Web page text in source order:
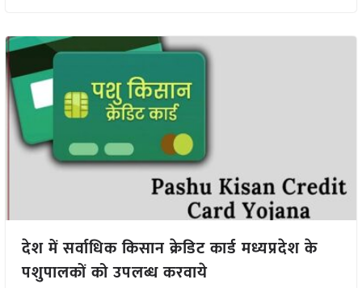
देश में सर्वाधिक किसान क्रेडिट कार्ड मध्यप्रदेश के
पशुपालकों को उपलब्ध करवाये